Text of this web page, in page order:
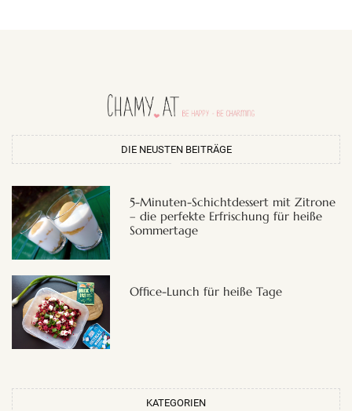
DIE NEUSTEN BEITRÄGE
5-Minuten-Schichtdessert mit Zitrone
– die perfekte Erfrischung für heiße
Sommertage
Office-Lunch für heiße Tage
KATEGORIEN